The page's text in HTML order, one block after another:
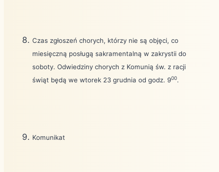
Czas zgłoszeń chorych, którzy nie są objęci, co
miesięczną posługą sakramentalną w zakrystii do
soboty. Odwiedziny chorych z Komunią św. z racji
świąt będą we wtorek 23 grudnia od godz. 900.
Komunikat